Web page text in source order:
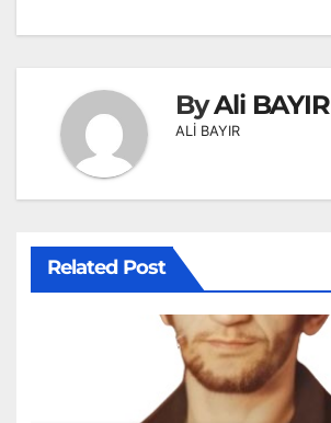
ByAli BAYIR
ALİ BAYIR
Related Post